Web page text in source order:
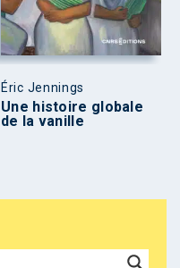
Éric Jennings
Une histoire globale
de la vanille